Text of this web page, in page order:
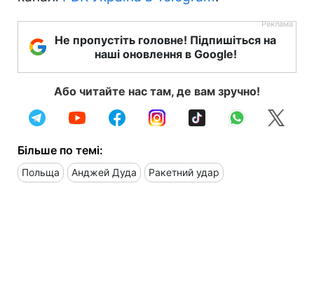
Не пропустіть головне! Підпишіться на
наші оновлення в Google!
Або читайте нас там, де вам зручно!
Більше по темі:
Польща Анджей Дуда Ракетний удар